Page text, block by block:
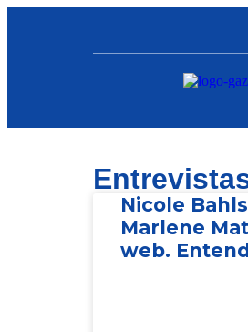
Nicole
Marlene
web.